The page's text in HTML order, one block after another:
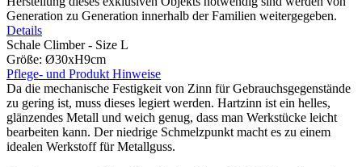
Generation zu Generation innerhalb der Familien weitergegeben.
Details
Schale Climber - Size L
Größe: Ø30xH9cm
Pflege- und Produkt Hinweise
Da die mechanische Festigkeit von Zinn für Gebrauchsgegenstände
zu gering ist, muss dieses legiert werden. Hartzinn ist ein helles,
glänzendes Metall und weich genug, dass man Werkstücke leicht
bearbeiten kann. Der niedrige Schmelzpunkt macht es zu einem
idealen Werkstoff für Metallguss.